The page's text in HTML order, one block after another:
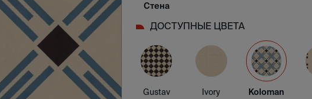
Стена
ДОСТУПНЫЕ ЦВЕТА
Gustav Ivory Koloman